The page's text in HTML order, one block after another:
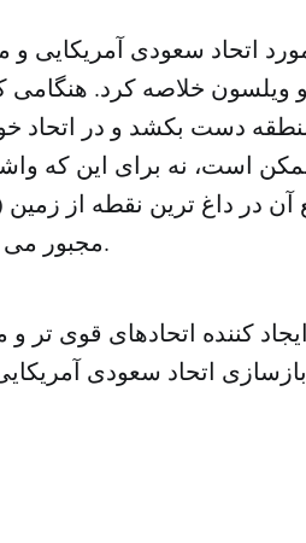
اتحاد سعودی آمریکایی و
ویلسون خلاصه کرد. هنگامی
دست بکشد و در اتحاد
است، نه برای این که
آن در داغ ترین نقطه از زمین
مجبور می کند به اتحاد ادامه دهد.
کننده اتحادهای قوی تر و